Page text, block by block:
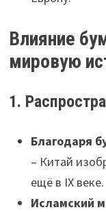
Влияние
мировую
1.
Благодаря
– Китай
ещё в IX веке.
Исламский